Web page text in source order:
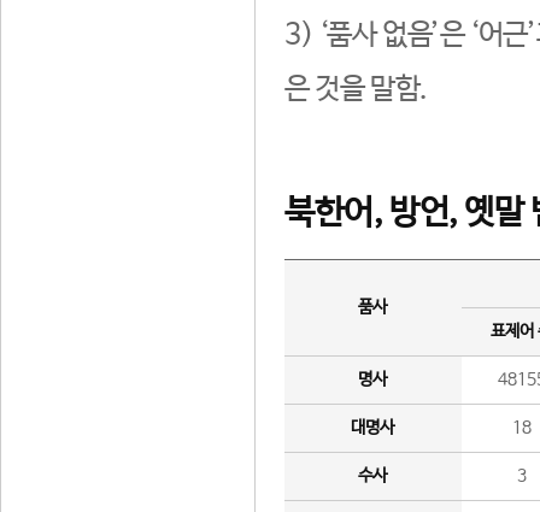
3) ‘품사 없음’은 ‘어
은 것을 말함.
북한어, 방언, 옛말
품사
표제어
명사
대명사 18
수사 3